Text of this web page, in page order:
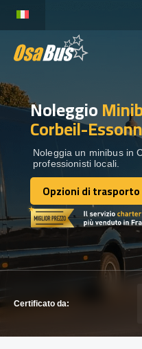
content
NOLEGGIO AUTOBUS
DESTINAZIONI
FLOTTA
METTITI IN CONTATTO
METTITI IN CONTATTO
Noleggio
Corbeil-
Noleggia un minibus in
professionisti locali.
Opzioni di trasporto
Opzioni di trasporto
Certificato da: